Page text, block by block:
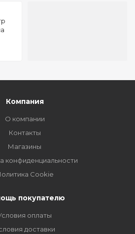
Компания
О компании
Контакты
Магазины
конфиденциальности
Cookie
покупателю
оплаты
доставки